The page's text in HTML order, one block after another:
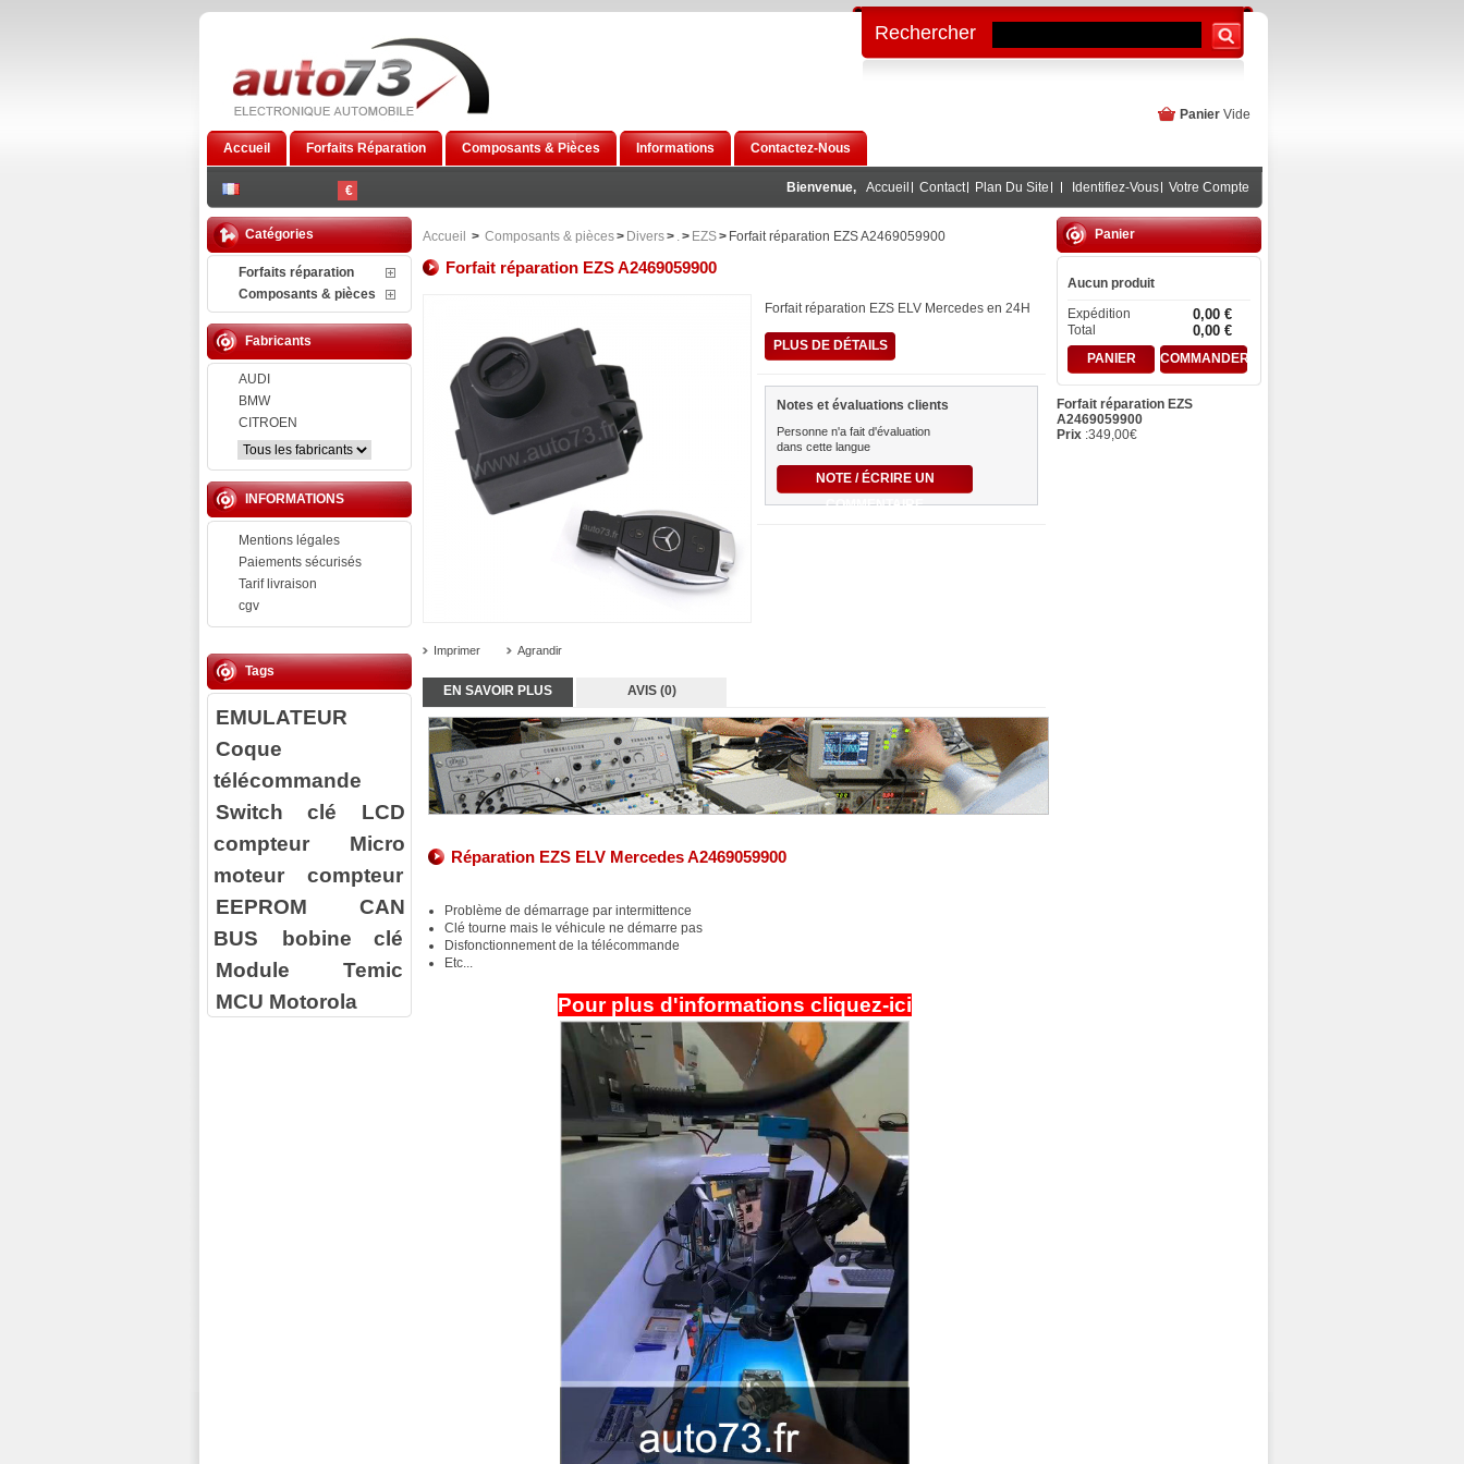
€
Accueil Forfaits Réparation Composants & Pièces Informations Contactez-Nous
Panier Vide
Bienvenue, Accueil Contact Plan Du Site Identifiez-Vous Votre Compte
Rechercher
Catégories
Forfaits réparation
Composants & pièces
Fabricants
AUDI
BMW
CITROEN
INFORMATIONS
Mentions légales
Paiements sécurisés
Tarif livraison
cgv
Tags
EMULATEUR
Coque
télécommande
Switch clé
LCD
compteur
Micro
moteur compteur
EEPROM
CAN
BUS
bobine clé
Module Temic
MCU Motorola
Accueil > Composants & pièces> Divers> .> EZS> Forfait réparation EZS A2469059900
Forfait réparation EZS A2469059900
Imprimer Agrandir
Forfait réparation EZS ELV Mercedes en 24H
PLUS DE DÉTAILS
Notes et évaluations clients
Personne n'a fait d'évaluation
dans cette langue
NOTE / ÉCRIRE UN
COMMENTAIRE
EN SAVOIR PLUS AVIS (0)
Réparation EZS ELV Mercedes A2469059900
Problème de démarrage par intermittence
Clé tourne mais le véhicule ne démarre pas
Disfonctionnement de la télécommande
Etc...
Pour plus d'informations cliquez-ici
Panier
Aucun produit
Expédition
0,00 €
Total 0,00 €
PANIER COMMANDER
Forfait réparation EZS
A2469059900
Prix :349,00€